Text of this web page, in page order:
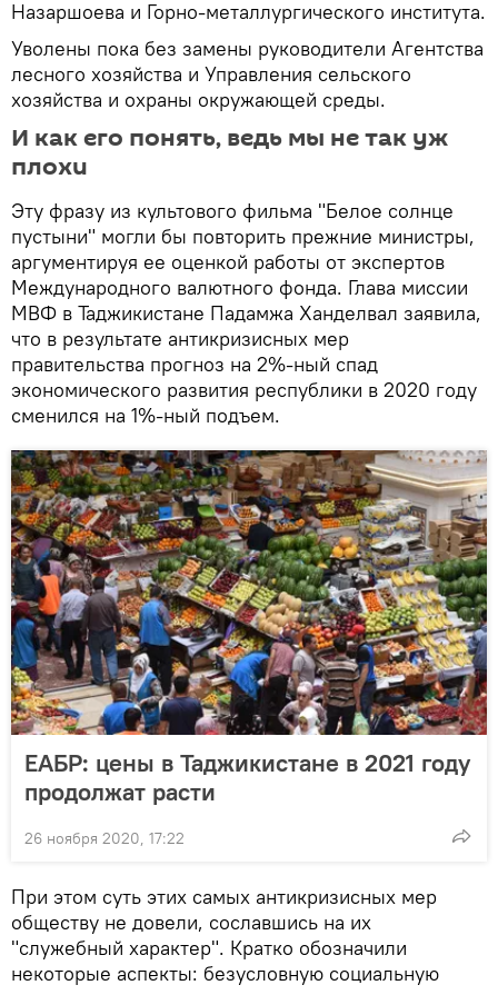
Назаршоева и Горно-металлургического института.
Уволены пока без замены руководители Агентства
лесного хозяйства и Управления сельского
хозяйства и охраны окружающей среды.
И как его понять, ведь мы не так уж
плохи
Эту фразу из культового фильма "Белое солнце
пустыни" могли бы повторить прежние министры,
аргументируя ее оценкой работы от экспертов
Международного валютного фонда. Глава миссии
МВФ в Таджикистане Падамжа Ханделвал заявила,
что в результате антикризисных мер
правительства прогноз на 2%-ный спад
экономического развития республики в 2020 году
сменился на 1%-ный подъем.
ЕАБР: цены в Таджикистане в 2021 году
продолжат расти
26 ноября 2020, 17:22
При этом суть этих самых антикризисных мер
обществу не довели, сославшись на их
"служебный характер". Кратко обозначили
некоторые аспекты: безусловную социальную